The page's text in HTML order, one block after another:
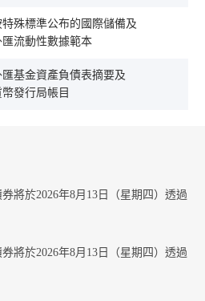
特殊標準公布的國際儲備及
匯流動性數據範本
匯基金資產負債表摘要及
幣發行局帳目
將於2026年8月13日（星期四）透過
將於2026年8月13日（星期四）透過